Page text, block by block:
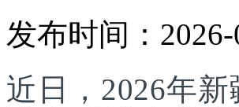
发布时间：2026-
近日，2026年